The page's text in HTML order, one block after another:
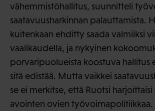
vähemmistöhallitus, suunnitteli
saatavuusharkinnan palauttamista.
kuitenkaan ehditty saada valmiiksi
vaalikaudella, ja nykyinen
porvaripuolueista koostuva hallitus
sitä edistää. Mutta vaikkei
se ei merkitse, että Ruotsi harjoittaisi
avointen ovien työvoimapolitiikkaa.